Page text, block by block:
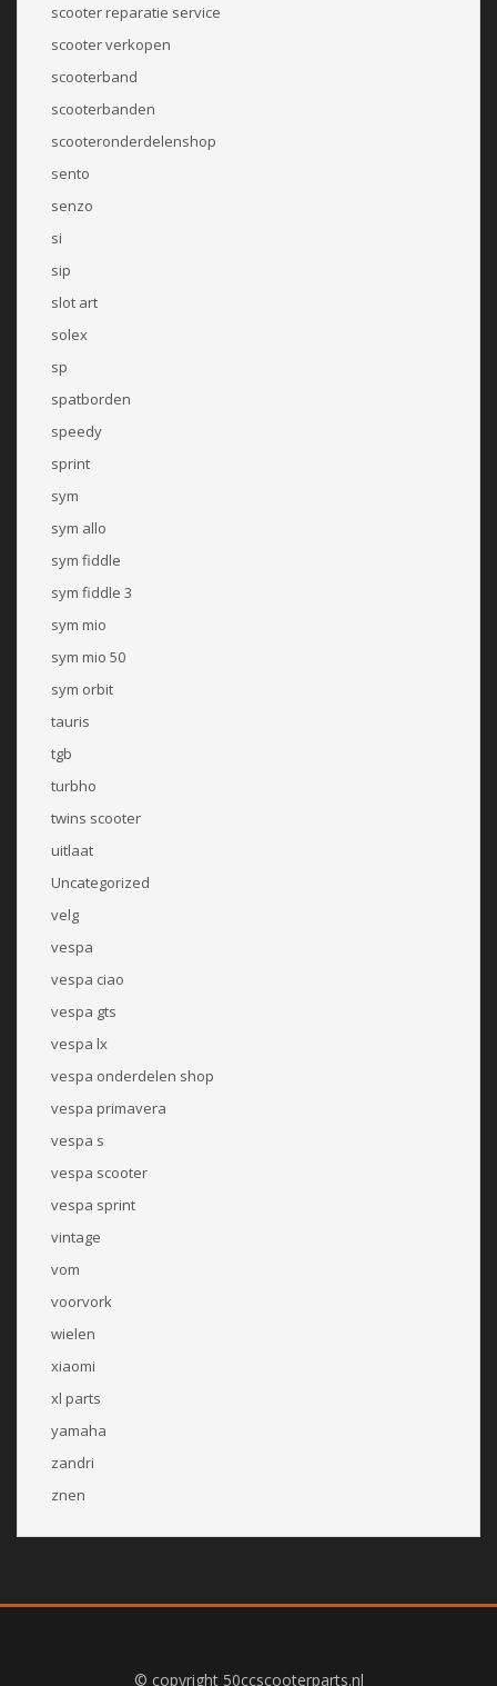
scooter reparatie service
scooter verkopen
scooterband
scooterbanden
scooteronderdelenshop
sento
senzo
si
sip
slot art
solex
sp
spatborden
speedy
sprint
sym
sym allo
sym fiddle
sym fiddle 3
sym mio
sym mio 50
sym orbit
tauris
tgb
turbho
twins scooter
uitlaat
Uncategorized
velg
vespa
vespa ciao
vespa gts
vespa lx
vespa onderdelen shop
vespa primavera
vespa s
vespa scooter
vespa sprint
vintage
vom
voorvork
wielen
xiaomi
xl parts
yamaha
zandri
znen
© copyright 50ccscooterparts.nl